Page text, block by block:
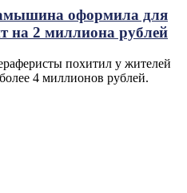
оформила для
на 2 миллиона рублей
похитил у жителей
4 миллионов рублей.